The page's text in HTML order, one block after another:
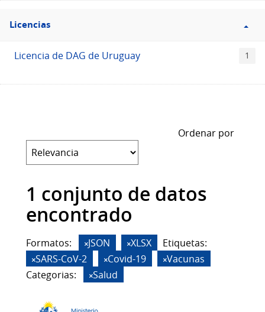
Filtro
Licencias
Licencias
Licencia de DAG de Uruguay 1
Ordenar por
1 conjunto de datos
encontrado
Formatos: JSON XLSX
Etiquetas:
SARS-CoV-2
Covid-19
Vacunas
Categorias:
Salud